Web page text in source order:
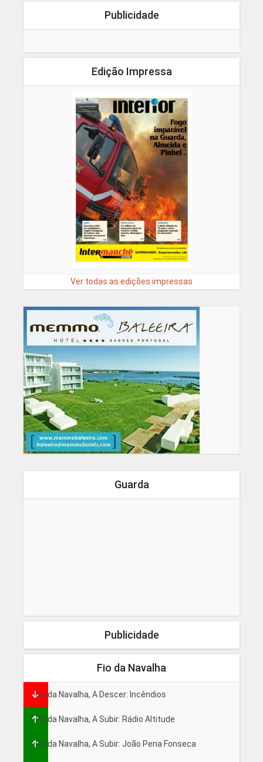
Publicidade
Edição Impressa
Ver todas as edições impressas
Guarda
Publicidade
Fio da Navalha
Fio da Navalha, A Descer: Incêndios
Fio da Navalha, A Subir: Rádio Altitude
Fio da Navalha, A Subir: João Pena Fonseca